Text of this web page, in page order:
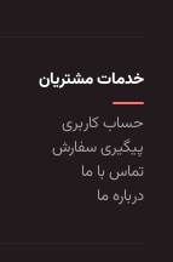
خدمات مشتریان
حساب کاربری
پیگیری سفارش
تماس با ما
درباره ما